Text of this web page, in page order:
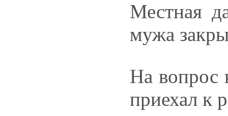
Местная
мужа
На вопрос
приехал к